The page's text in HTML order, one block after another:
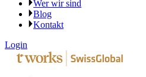
Wer wir sind
Blog
Kontakt
Login